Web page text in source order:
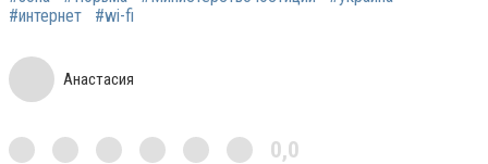
#интернет
#wi-fi
Анастасия
0,0